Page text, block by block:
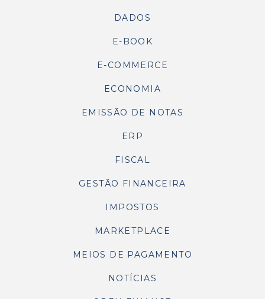
DADOS
E-BOOK
E-COMMERCE
ECONOMIA
EMISSÃO DE NOTAS
ERP
FISCAL
GESTÃO FINANCEIRA
IMPOSTOS
MARKETPLACE
MEIOS DE PAGAMENTO
NOTÍCIAS